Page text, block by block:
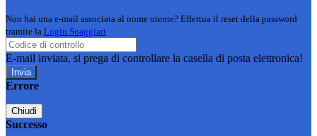
Non hai una e-mail associata al nome utente? Effettua il reset della password
tramite la Login Spaggiari
E-mail inviata, si prega di controllare la casella di posta elettronica!
Errore
Chiudi
Successo